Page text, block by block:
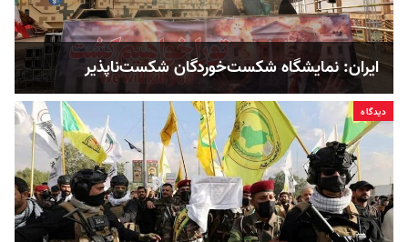
ایران: نمایشگاه شکست‌خوردگان شکست‌ناپذیر
دیدگاه